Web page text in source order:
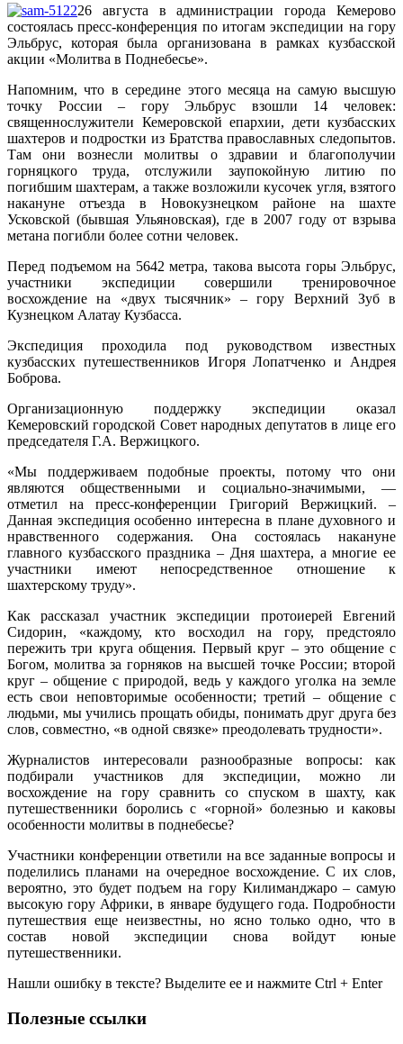
26 августа в администрации города Кемерово
состоялась пресс-конференция по итогам экспедиции на гору
Эльбрус, которая была организована в рамках кузбасской
акции «Молитва в Поднебесье».
Напомним, что в середине этого месяца на самую высшую
точку России – гору Эльбрус взошли 14 человек:
священнослужители Кемеровской епархии, дети кузбасских
шахтеров и подростки из Братства православных следопытов.
Там они вознесли молитвы о здравии и благополучии
горняцкого труда, отслужили заупокойную литию по
погибшим шахтерам, а также возложили кусочек угля, взятого
накануне отъезда в Новокузнецком районе на шахте
Усковской (бывшая Ульяновская), где в 2007 году от взрыва
метана погибли более сотни человек.
Перед подъемом на 5642 метра, такова высота горы Эльбрус,
участники экспедиции совершили тренировочное
восхождение на «двух тысячник» – гору Верхний Зуб в
Кузнецком Алатау Кузбасса.
Экспедиция проходила под руководством известных
кузбасских путешественников Игоря Лопатченко и Андрея
Боброва.
Организационную поддержку экспедиции оказал
Кемеровский городской Совет народных депутатов в лице его
председателя Г.А. Вержицкого.
«Мы поддерживаем подобные проекты, потому что они
являются общественными и социально-значимыми, —
отметил на пресс-конференции Григорий Вержицкий. –
Данная экспедиция особенно интересна в плане духовного и
нравственного содержания. Она состоялась накануне
главного кузбасского праздника – Дня шахтера, а многие ее
участники имеют непосредственное отношение к
шахтерскому труду».
Как рассказал участник экспедиции протоиерей Евгений
Сидорин, «каждому, кто восходил на гору, предстояло
пережить три круга общения. Первый круг – это общение с
Богом, молитва за горняков на высшей точке России; второй
круг – общение с природой, ведь у каждого уголка на земле
есть свои неповторимые особенности; третий – общение с
людьми, мы учились прощать обиды, понимать друг друга без
слов, совместно, «в одной связке» преодолевать трудности».
Журналистов интересовали разнообразные вопросы: как
подбирали участников для экспедиции, можно ли
восхождение на гору сравнить со спуском в шахту, как
путешественники боролись с «горной» болезнью и каковы
особенности молитвы в поднебесье?
Участники конференции ответили на все заданные вопросы и
поделились планами на очередное восхождение. С их слов,
вероятно, это будет подъем на гору Килиманджаро – самую
высокую гору Африки, в январе будущего года. Подробности
путешествия еще неизвестны, но ясно только одно, что в
состав новой экспедиции снова войдут юные
путешественники.
Нашли ошибку в тексте? Выделите ее и нажмите Ctrl + Enter
Полезные ссылки